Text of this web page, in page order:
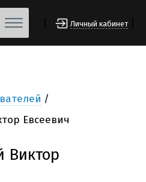
Личный кабинет
Евсеевич
Виктор